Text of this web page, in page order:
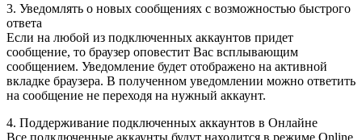
3. Уведомлять о новых сообщениях с возможностью быстрого
ответа
Если на любой из подключенных аккаунтов придет
сообщение, то браузер оповестит Вас всплывающим
сообщением. Уведомление будет отображено на активной
вкладке браузера. В полученном уведомлении можно ответить
на сообщение не переходя на нужный аккаунт.
4. Поддерживание подключенных аккаунтов в Онлайне
Все подключенные аккаунты будут находится в режиме Online